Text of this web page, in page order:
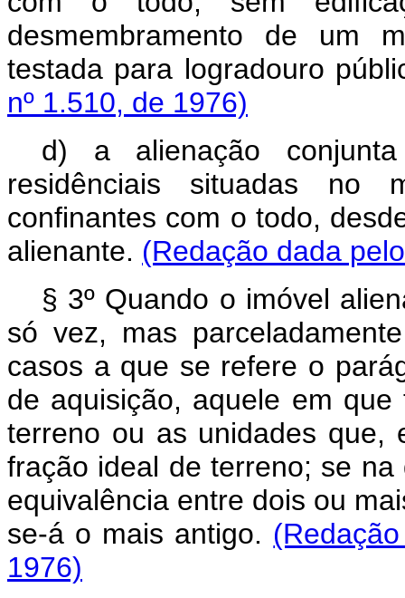
desmembramento de um
testada para logradouro
nº 1.510, de 1976)
d) a alienação
residênciais situadas no
confinantes com o todo,
alienante. (Redação dada
§ 3º Quando o imóvel
só vez, mas
casos a que se refere o
de aquisição, aquele em
terreno ou as unidades que,
fração ideal de terreno; se
equivalência entre dois ou
se-á o mais antigo.
1976)